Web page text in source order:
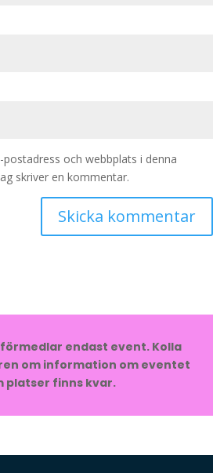
och webbplats i denna
skriver en kommentar.
endast event. Kolla
om information om eventet
platser finns kvar.